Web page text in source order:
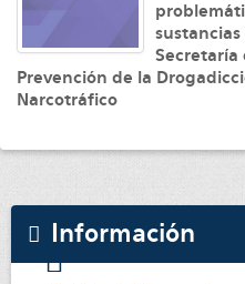
sustancias
Secretaría
Prevención de la
Narcotráfico
Información